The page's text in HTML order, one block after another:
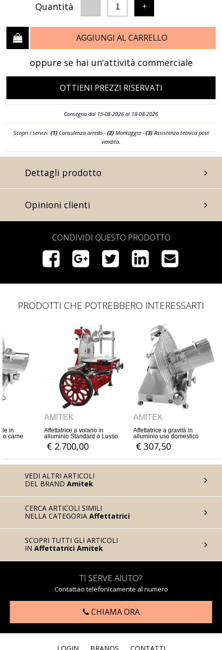
Quantità 1 +
AGGIUNGI AL CARRELLO
oppure se hai un'attività commerciale
OTTIENI PREZZI RISERVATI
Consegna dal 15-08-2026 al 18-08-2026
Scopri i servizi: (1)Consulenza arredo - (2)Montaggio - (3)Assistenza tecnica post
vendita.
Dettagli prodotto
Opinioni clienti
CONDIVIDI QUESTO PRODOTTO
PRODOTTI CHE POTREBBERO INTERESSARTI
AMITEK
Affettatrice a gravità in
alluminio uso domestico
€ 307,50
AMITEK
Affettatrice a gravità in
alluminio uso professionale
€ 375,00
VEDI ALTRI ARTICOLI
DEL BRAND Amitek
CERCA ARTICOLI SIMILI
NELLA CATEGORIA Affettatrici
SCOPRI TUTTI GLI ARTICOLI
IN Affettatrici Amitek
TI SERVE AIUTO?
Contattaci telefonicamente al numero
CHIAMA ORA